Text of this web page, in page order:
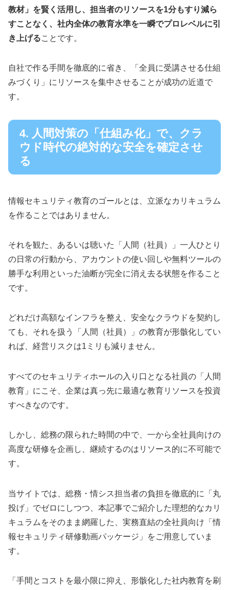
教材」を賢く活用し、担当者のリソースを1分もすり減ら
すことなく、社内全体の教育水準を一瞬でプロレベルに引
き上げることです。
自社で作る手間を徹底的に省き、「全員に受講させる仕組
みづくり」にリソースを集中させることが成功の近道で
す。
4. 人間対策の「仕組み化」で、クラ
ウド時代の絶対的な安全を確定させ
る
情報セキュリティ教育のゴールとは、立派なカリキュラム
を作ることではありません。
それを観た、あるいは聴いた「人間（社員）」一人ひとり
の日常の行動から、アカウントの使い回しや無料ツールの
勝手な利用といった油断が完全に消え去る状態を作ること
です。
どれだけ高額なインフラを整え、安全なクラウドを契約し
ても、それを扱う「人間（社員）」の教育が形骸化してい
れば、経営リスクは1ミリも減りません。
すべてのセキュリティホールの入り口となる社員の「人間
教育」にこそ、企業は真っ先に最適な教育リソースを投資
すべきなのです。
しかし、総務の限られた時間の中で、一から全社員向けの
高度な研修を企画し、継続するのはリソース的に不可能で
す。
当サイトでは、総務・情シス担当者の負担を徹底的に「丸
投げ」でゼロにしつつ、本記事でご紹介した理想的なカリ
キュラムをそのまま網羅した、実務直結の全社員向け「情
報セキュリティ研修動画パッケージ」をご用意していま
す。
「手間とコストを最小限に抑え、形骸化した社内教育を刷